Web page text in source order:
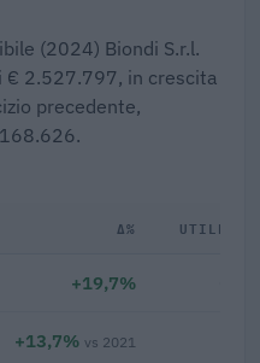
(2024) Biondi S.r.l.
2.527.797, in crescita
precedente,
Δ% UTILE/
+19,7%
+13,7% vs 2021